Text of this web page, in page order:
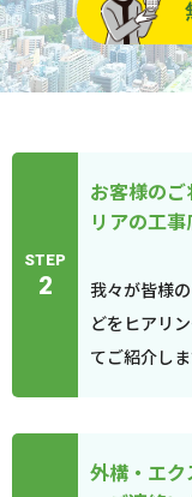
STEP
2
お客様の
リアの工
我々が皆様
どをヒアリ
てご紹介しま
外構・エ